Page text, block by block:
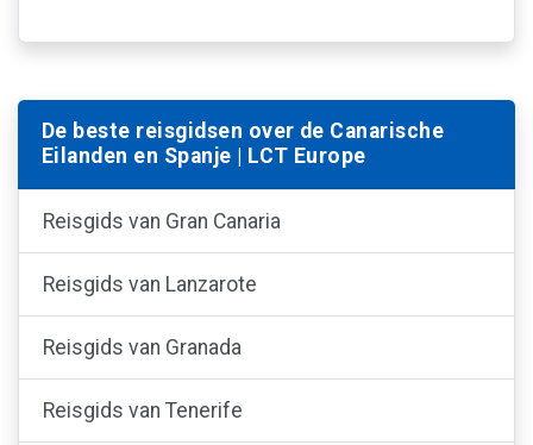
De beste reisgidsen over de Canarische
Eilanden en Spanje | LCT Europe
Reisgids van Gran Canaria
Reisgids van Lanzarote
Reisgids van Granada
Reisgids van Tenerife